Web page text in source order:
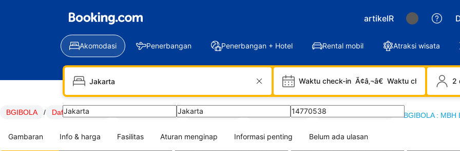
artikelR
Akomodasi Penerbangan Penerbangan + Hotel Rental mobil Atraksi wisata
Waktu check-in Ã¢â‚¬â€ Waktu check-out 2
BGIBOLA / Daftar BGIBOLA / Link BGIBOLA SITUS BGIBOLA / artikel Hoki BGIBOLA BGIBOLA : MBH
Gambaran Info & harga Fasilitas Aturan menginap Informasi penting Belum ada ulasan